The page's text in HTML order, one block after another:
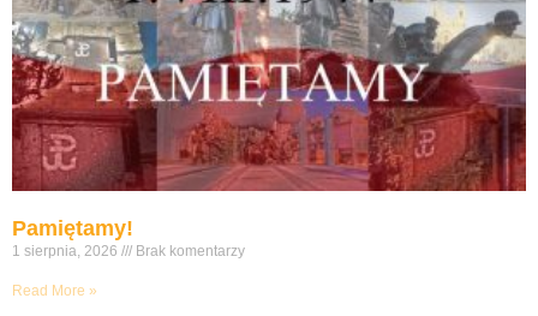
Pamiętamy!
1 sierpnia, 2026 Brak komentarzy
Read More »